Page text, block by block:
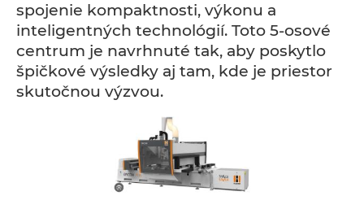
spojenie kompaktnosti, výkonu a
inteligentných technológií. Toto 5-osové
centrum je navrhnuté tak, aby poskytlo
špičkové výsledky aj tam, kde je priestor
skutočnou výzvou.